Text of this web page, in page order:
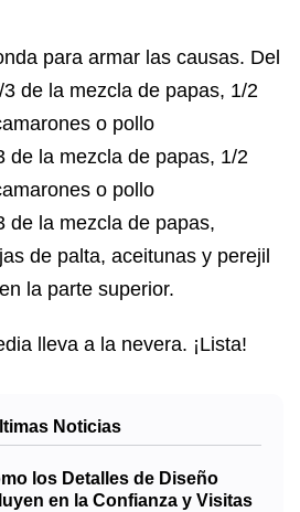
para armar las causas. Del
de la mezcla de papas, 1/2
o pollo
de la mezcla de papas, 1/2
o pollo
de la mezcla de papas,
de palta, aceitunas y perejil
la parte superior.
lleva a la nevera. ¡Lista!
Noticias
los Detalles de Diseño
en la Confianza y Visitas